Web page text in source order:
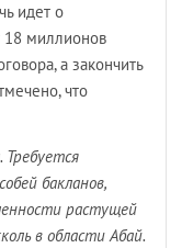
идет о
18 миллионов
а закончить
что
бакланов,
растущей
в области Абай.